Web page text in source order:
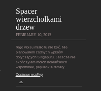
Spacer
wierzchołkami
drzew
FEBRUARY 10, 2015
Tego wpisu miało tu nie być. Nie
planowałem żadnych wpisów
dotyczących Singapuru. Jeszcze nie
skończyłem moich koreańskich
wspominek, papuaskie tematy …
Continue reading
→